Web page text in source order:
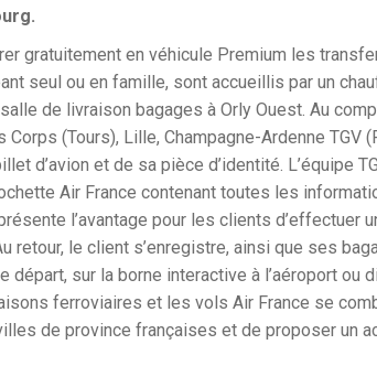
gratuitement en véhicule Premium les
seul ou en famille, sont accueillis par un
de livraison bagages à Orly Ouest. Au
(Tours), Lille, Champagne-Ardenne TGV
d’avion et de sa pièce d’identité. L’équipe
Air France contenant toutes les
l’avantage pour les clients
retour, le client s’enregistre, ainsi que ses
sur la borne interactive à l’aéroport
ferroviaires et les vols Air France se
de province françaises et de proposer un